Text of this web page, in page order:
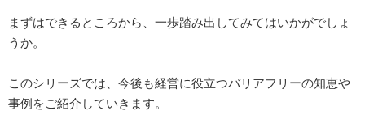
まずはできるところから、一歩踏み出してみてはいかがでしょ
うか。
このシリーズでは、今後も経営に役立つバリアフリーの知恵や
事例をご紹介していきます。